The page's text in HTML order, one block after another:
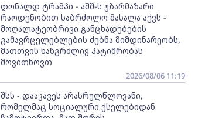
დონალდ ტრამპი - აშშ-ს უზარმაზარი
რაოდენობით საბრძოლო მასალა აქვს -
მოღალატეობრივი განცხადებების
გამავრცელებლების ძებნა მიმდინარეობს,
მათთვის ხანგრძლივ პატიმრობას
მოვითხოვთ
2026/08/06 11:19
შსს - დააკავეს არასრულწლოვანი,
რომელმაც სოციალური ქსელებიდან